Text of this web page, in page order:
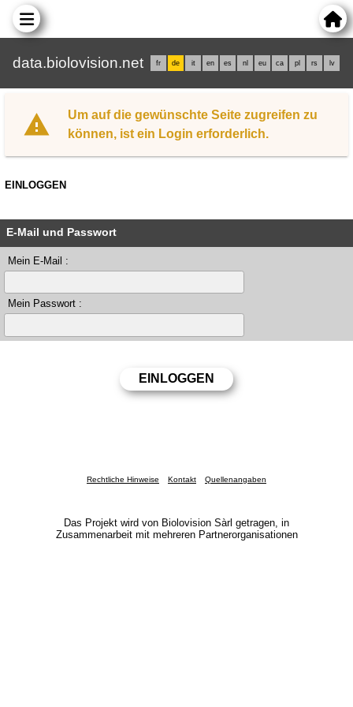
data.biolovision.net fr de it en es nl eu ca pl rs lv
Um auf die gewünschte Seite zugreifen zu
können, ist ein Login erforderlich.
EINLOGGEN
E-Mail und Passwort
Mein E-Mail :
Mein Passwort :
Rechtliche Hinweise Kontakt Quellenangaben
Das Projekt wird von Biolovision Sàrl getragen, in
Zusammenarbeit mit mehreren Partnerorganisationen